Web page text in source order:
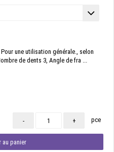
une utilisation générale., selon
de dents 3, Angle de fra ...
- + pce
au panier